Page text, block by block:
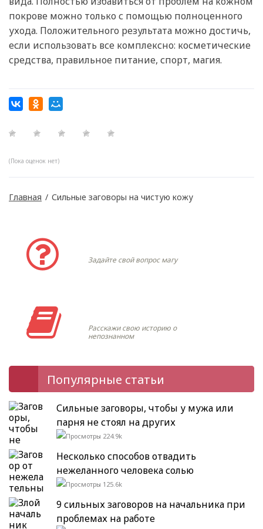
покрове можно только с помощью полноценного
ухода. Положительного результата можно достичь,
если использовать все комплексно: косметические
средства, правильное питание, спорт, магия.
(Пока оценок нет)
Главная / Сильные заговоры на чистую кожу
Задайте свой вопрос магу
Расскажи свою историю о
непознанном
Популярные статьи
Сильные заговоры, чтобы у мужа или
парня не стоял на других
224.9k
Несколько способов отвадить
нежеланного человека солью
125.6k
9 сильных заговоров на начальника при
проблемах на работе